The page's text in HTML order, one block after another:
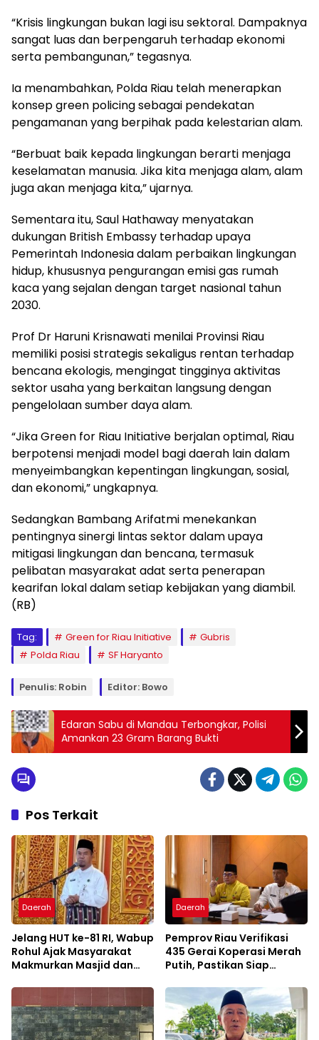
“Krisis lingkungan bukan lagi isu sektoral. Dampaknya
sangat luas dan berpengaruh terhadap ekonomi
serta pembangunan,” tegasnya.
Ia menambahkan, Polda Riau telah menerapkan
konsep green policing sebagai pendekatan
pengamanan yang berpihak pada kelestarian alam.
“Berbuat baik kepada lingkungan berarti menjaga
keselamatan manusia. Jika kita menjaga alam, alam
juga akan menjaga kita,” ujarnya.
Sementara itu, Saul Hathaway menyatakan
dukungan British Embassy terhadap upaya
Pemerintah Indonesia dalam perbaikan lingkungan
hidup, khususnya pengurangan emisi gas rumah
kaca yang sejalan dengan target nasional tahun
2030.
Prof Dr Haruni Krisnawati menilai Provinsi Riau
memiliki posisi strategis sekaligus rentan terhadap
bencana ekologis, mengingat tingginya aktivitas
sektor usaha yang berkaitan langsung dengan
pengelolaan sumber daya alam.
“Jika Green for Riau Initiative berjalan optimal, Riau
berpotensi menjadi model bagi daerah lain dalam
menyeimbangkan kepentingan lingkungan, sosial,
dan ekonomi,” ungkapnya.
Sedangkan Bambang Arifatmi menekankan
pentingnya sinergi lintas sektor dalam upaya
mitigasi lingkungan dan bencana, termasuk
pelibatan masyarakat adat serta penerapan
kearifan lokal dalam setiap kebijakan yang diambil.
(RB)
Tag: Green for Riau Initiative
Gubris
Polda Riau
SF Haryanto
Penulis: Robin Editor: Bowo
Edaran Sabu di Mandau Terbongkar, Polisi
Amankan 23 Gram Barang Bukti
Pos Terkait
Daerah
Jelang HUT ke-81 RI, Wabup
Rohul Ajak Masyarakat
Makmurkan Masjid dan
Daerah
Pemprov Riau Verifikasi
435 Gerai Koperasi Merah
Putih, Pastikan Siap